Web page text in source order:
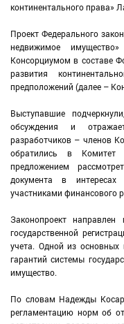
континентального права»
Проект Федерального
недвижимое
Консорциумом в составе
развития
предположений (далее –
Выступавшие
обсуждения и
разработчиков – членов
обратились в
предложением
документа в интересах
участниками финансового
Законопроект
государственной
учета. Одной из основных
гарантий системы
имущество.
По словам Надежды
регламентацию норм об